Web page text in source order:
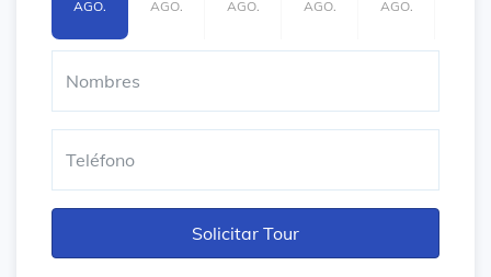
AGO. AGO. AGO. AGO. AGO.